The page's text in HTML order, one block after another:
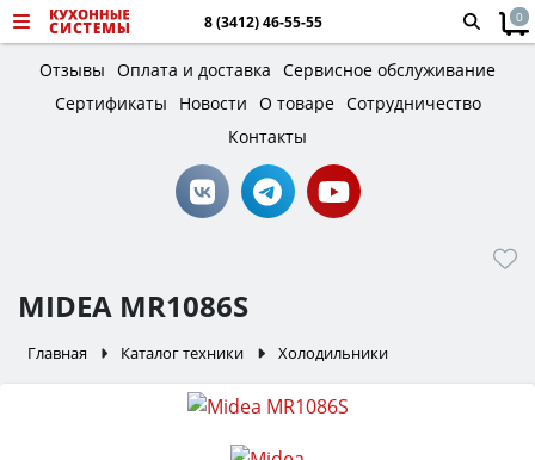
8 (3412) 46-55-55 0
Отзывы Оплата и доставка Сервисное обслуживание
Сертификаты
Новости О товаре Сотрудничество
Контакты
MIDEA MR1086S
Главная Каталог техники Холодильники